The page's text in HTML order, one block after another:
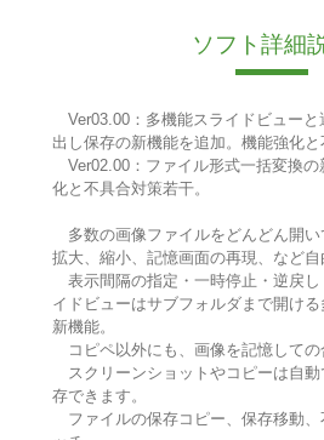
ソフト詳細
Ver03.00：多機能スライドビューと
出し保存の新機能を追加。機能強化と
Ver02.00：ファイル形式一括変換の
化と不具合対策若干。
多数の画像ファイルをどんどん開い
拡大、縮小、記憶画面の再現、など自
表示間隔の指定・一時停止・逆戻し
イドビューはサブフォルダまで開け
新機能。
コピペ以外にも、画像を記憶しての
スクリーンショットやコピーは自動
存できます。
ファイルの保存コピー、保存移動、